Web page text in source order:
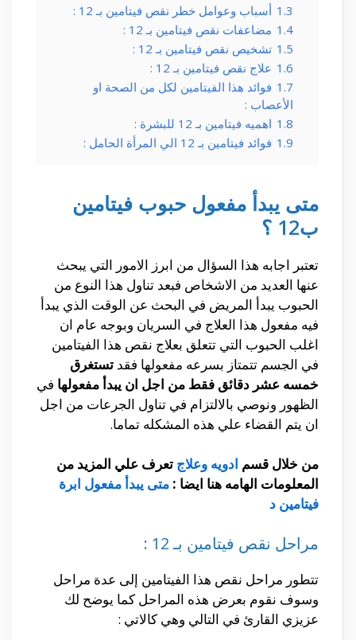
1.3 أسباب وعوامل خطر نقص فيتامين بـ 12 :
1.4 مضاعفات نقص فيتامين بـ 12 :
1.5 تشخيص نقص فيتامين بـ 12 :
1.6 علاج نقص فيتامين بـ 12 :
1.7 فوائد هذا الفيتامين لكل من الصحة او
الأعصاب :
1.8 اهميه فيتامين بـ 12 للبشرة :
1.9 فوائد فيتامين بـ 12 الي المرأة الحامل :
متى يبدأ مفعول حبوب فيتامين
ب12 ؟
تعتبر اجابه هذا السؤال من ابرز الامور التي يبحث
عنها العديد من الاشخاص فبعد تناول هذا النوع من
الحبوب يبدأ المريض في البحث عن الوقت الذي يبدأ
فيه مفعول هذا العلاج في السريان وبوجه عام ان
اغلب الحبوب التي تتعلق بعلاج نقص هذا الفيتامين
في الجسم تتمتاز بسرعه مفعولها فقد تستغرق
خمسه عشر دقائق فقط من اجل ان يبدأ مفعولها في
الظهور ونوصي بالالتزام في تناول الجرعات من اجل
ان يتم القضاء علي هذه المشكله تماما.
من خلال قسم ادويه وعلاج تعرف علي المزيد من
المعلومات الهامه هنا ايضا : متى يبدأ مفعول ابرة
فيتامين د
مراحل نقص فيتامين بـ 12 :
تتطور مراحل نقص هذا الفيتامين إلى عدة مراحل
وسوف نقوم بعرض هذه المراحل كما يوضح لك
عزيزي القارئ في التالي وهي كالاتي :